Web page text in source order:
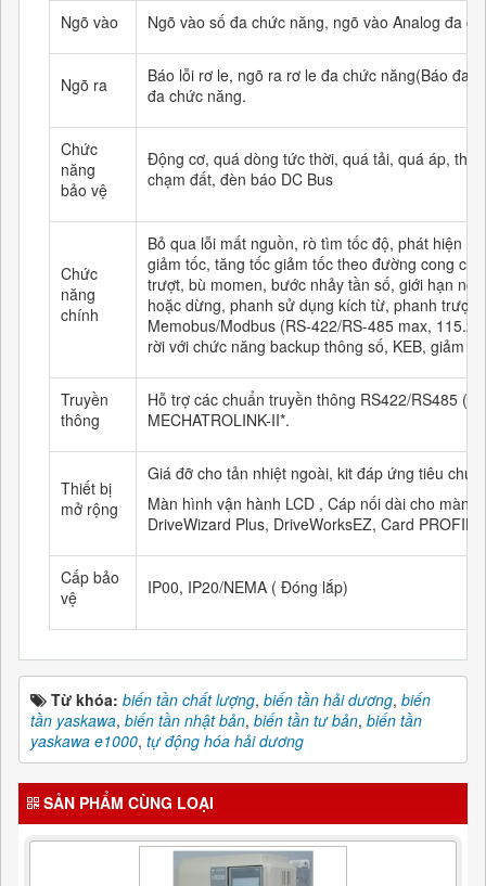
Ngõ vào Ngõ vào số đa chức năng, ngõ vào Analog đa
Ngõ ra
Báo lỗi rơ le, ngõ ra rơ le đa chức năng(Báo
đa chức năng.
Chức
năng
bảo vệ
Động cơ, quá dòng tức thời, quá tải, quá áp,
chạm đất, đèn báo DC Bus
Chức
năng
chính
Bỏ qua lỗi mất nguồn, rò tìm tốc độ, phát hiện
giảm tốc, tăng tốc giảm tốc theo đường cong
trượt, bù momen, bước nhảy tần số, giới hạn
hoặc dừng, phanh sử dụng kích từ, phanh
Memobus/Modbus (RS-422/RS-485 max,
rời với chức năng backup thông số, KEB, giảm
Truyền
thông
Hỗ trợ các chuẩn truyền thông RS422/RS485
MECHATROLINK-II*.
Thiết bị
mở rộng
Giá đỡ cho tản nhiệt ngoài, kit đáp ứng tiêu
Màn hình vận hành LCD , Cáp nối dài cho màn
DriveWizard Plus, DriveWorksEZ, Card
Cấp bảo
vệ
IP00, IP20/NEMA ( Đóng lắp)
Từ khóa: biến tần chất lượng, biến tần hải dương, biến
tần yaskawa, biến tần nhật bản, biến tần tư bản, biến tần
yaskawa e1000, tự động hóa hải dương
SẢN PHẨM CÙNG LOẠI